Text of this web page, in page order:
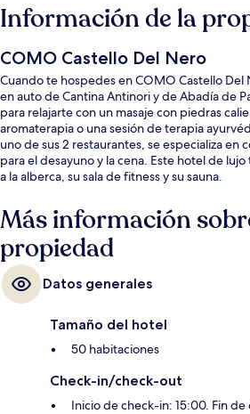
Información de la
COMO Castello Del Nero
Cuando te hospedes en COMO Castello Del
en auto de Cantina Antinori y de Abadía de
para relajarte con un masaje con piedras
aromaterapia o una sesión de terapia
uno de sus 2 restaurantes, se especializa en
para el desayuno y la cena. Este hotel de
a la alberca, su sala de fitness y su sauna.
Más información
propiedad
Datos generales
Tamaño del hotel
50 habitaciones
Check-in/check-out
Inicio de check-in: 15:00. Fin